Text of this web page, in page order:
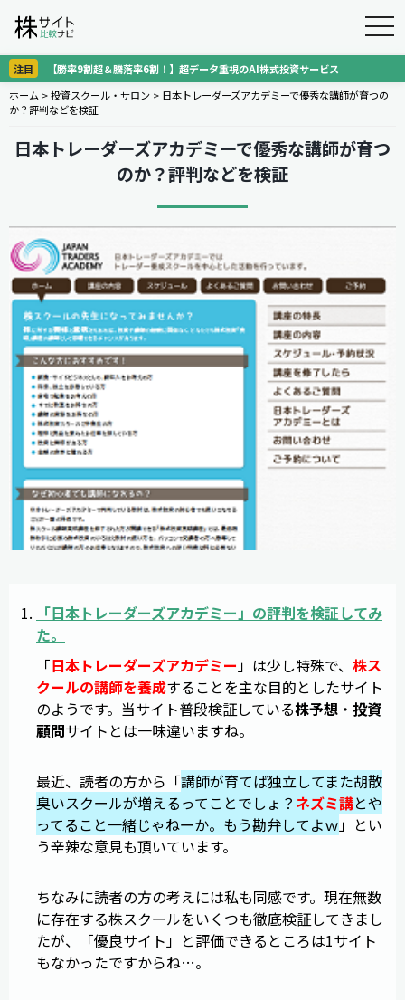
注目
【勝率9割超＆騰落率6割！】超データ重視のAI株式投資サービス
ホーム >投資スクール・サロン > 日本トレーダーズアカデミーで優秀な講師が育つの
か？評判などを検証
日本トレーダーズアカデミーで優秀な講師が育つ
のか？評判などを検証
「日本トレーダーズアカデミー 」の評判を検証してみ
た。
「日本トレーダーズアカデミー 」は少し特殊で、 株ス
クールの講師を養成することを主な目的としたサイト
のようです。当サイト普段検証している株予想 ・ 投資
顧問サイトとは一味違いますね。
最近、読者の方から「講師が育てば独立してまた胡散
臭いスクールが増えるってことでしょ？ ネズミ講とや
ってること一緒じゃねーか。もう勘弁してよｗ 」とい
う辛辣な意見も頂いています。
ちなみに読者の方の考えには私も同感です。現在無数
に存在する株スクールをいくつも徹底検証してきまし
たが、「優良サイト」と評価できるところは1サイト
もなかったですからね…。